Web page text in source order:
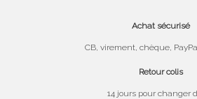
Achat sécurisé
CB, virement, chèque,
Retour colis
14 jours pour changer